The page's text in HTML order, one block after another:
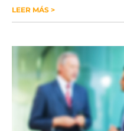
LEER MÁS >